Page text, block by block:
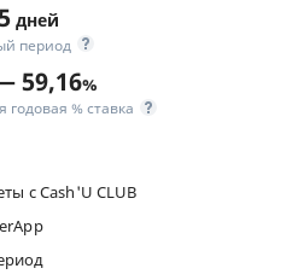
дней
период
59,16%
годовая % ставка
с Cash'U CLUB